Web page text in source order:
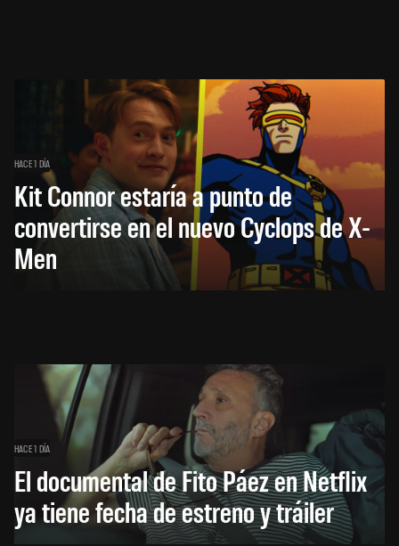
HACE 1 DÍA
Kit Connor estaría a punto de
convertirse en el nuevo Cyclops de X-
Men
HACE 1 DÍA
El documental de Fito Páez en Netflix
ya tiene fecha de estreno y tráiler